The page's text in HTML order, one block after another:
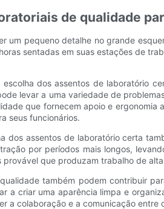
de qualidade
um pequeno detalhe no grande
sentadas em suas estações de
dos assentos de laboratório
levar a uma variedade de
que fornecem apoio e
seus funcionários.
dos assentos de laboratório certa
por períodos mais longos,
que produzam trabalho de
também podem contribuir
a criar uma aparência limpa e
a colaboração e a comunicação